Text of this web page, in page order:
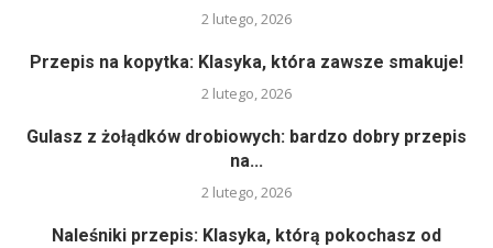
2 lutego, 2026
Przepis na kopytka: Klasyka, która zawsze smakuje!
2 lutego, 2026
Gulasz z żołądków drobiowych: bardzo dobry przepis
na...
2 lutego, 2026
Naleśniki przepis: Klasyka, którą pokochasz od